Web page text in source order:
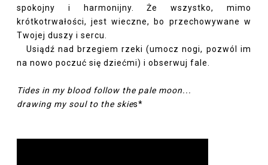
spokojny i harmonijny. Że wszystko, mimo
krótkotrwałości, jest wieczne, bo przechowywane w
Twojej duszy i sercu.
Usiądź nad brzegiem rzeki (umocz nogi, pozwól im
na nowo poczuć się dziećmi) i obserwuj fale.
Tides in my blood follow the pale moon...
drawing my soul to the skies*